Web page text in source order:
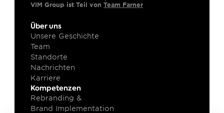
VIM Group ist Teil von Team Farner
Über uns
Unsere Geschichte
Team
Standorte
Nachrichten
Karriere
Kompetenzen
Rebranding &
Brand Implementation